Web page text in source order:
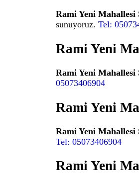
Rami Yeni Mahallesi
sunuyoruz. Tel:
Rami Yeni
Rami Yeni Mahallesi
05073406904
Rami Yeni
Rami Yeni Mahallesi
Tel: 05073406904
Rami Yeni